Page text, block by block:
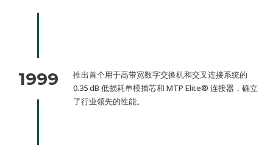
1999
推出首个用于高带宽数字交换机和交叉连接系统的
0.35 dB 低损耗单模插芯和 MTP Elite® 连接器，确立
了行业领先的性能。